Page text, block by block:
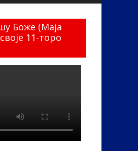
Боже (Маја
11-торо